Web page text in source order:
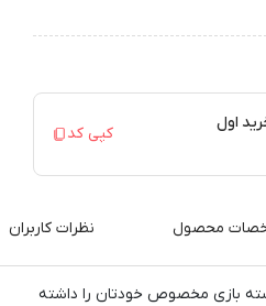
اول
کپی کد
محصول نظرات کاربران
بازی مخصوص خودتان را داشته